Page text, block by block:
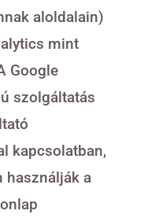
aloldalain)
mint
Google
szolgáltatás
kapcsolatban,
használják a